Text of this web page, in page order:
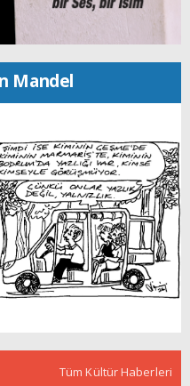
Mandel
Tüm Kültür Haberleri